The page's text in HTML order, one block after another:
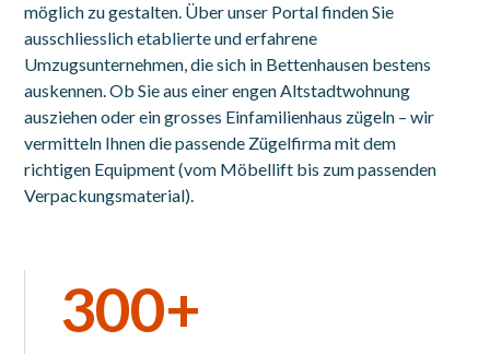
möglich zu gestalten. Über unser Portal finden Sie
ausschliesslich etablierte und erfahrene
Umzugsunternehmen, die sich in Bettenhausen bestens
auskennen. Ob Sie aus einer engen Altstadtwohnung
ausziehen oder ein grosses Einfamilienhaus zügeln – wir
vermitteln Ihnen die passende Zügelfirma mit dem
richtigen Equipment (vom Möbellift bis zum passenden
Verpackungsmaterial).
300+